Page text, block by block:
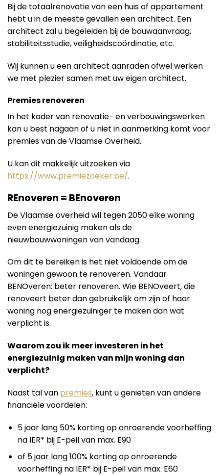
Bij de totaalrenovatie van een huis of appartement
hebt u in de meeste gevallen een architect. Een
architect zal u begeleiden bij de bouwaanvraag,
stabiliteitsstudie, veiligheidscoördinatie, etc.
Wij kunnen u een architect aanraden ofwel werken
we met plezier samen met uw eigen architect.
Premies renoveren
In het kader van renovatie- en verbouwingswerken
kan u best nagaan of u niet in aanmerking komt voor
premies van de Vlaamse Overheid.
U kan dit makkelijk uitzoeken via
https://www.premiezoeker.be/.
REnoveren = BEnoveren
De Vlaamse overheid wil tegen 2050 elke woning
even energiezuinig maken als de
nieuwbouwwoningen van vandaag.
Om dit te bereiken is het niet voldoende om de
woningen gewoon te renoveren. Vandaar
BENOveren: beter renoveren. Wie BENOveert, die
renoveert beter dan gebruikelijk om zijn of haar
woning nog energiezuiniger te maken dan wat
verplicht is.
Waarom zou ik meer investeren in het
energiezuinig maken van mijn woning dan
verplicht?
Naast tal van premies, kunt u genieten van andere
financiële voordelen:
5 jaar lang 50% korting op onroerende voorheffing
na IER* bij E-peil van max. E90
of 5 jaar lang 100% korting op onroerende
voorheffing na IER* bij E-peil van max. E60